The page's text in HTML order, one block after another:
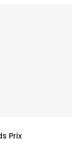
Prix